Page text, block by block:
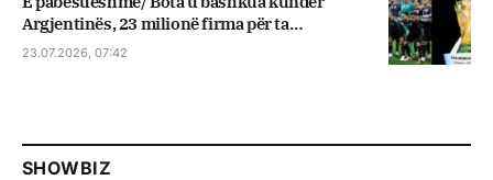
Argjentinës, 23 milionë firma për ta
përjashtuar nga Kupa e Botës!
23.07.2026, 07:42
SHOWBIZ